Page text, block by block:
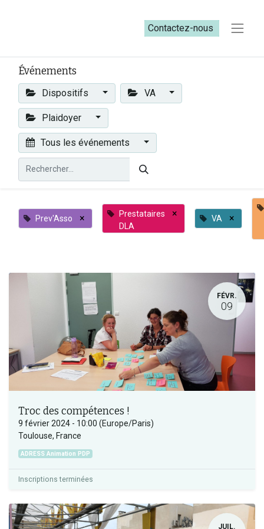
Contactez-nous​​
Événements
Dispositifs VA
Plaidoyer
Tous les événements
Prev'Asso ×
Prestataires
DLA
× VA ×
FÉVR.
09
Troc des compétences !
9 février 2024 - 10:00 (Europe/Paris)
Toulouse, France
ADRESS Animation PDP
Inscriptions terminées
JUIL.